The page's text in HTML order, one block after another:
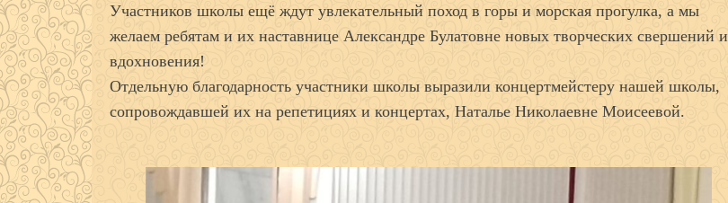
Участников школы ещё ждут увлекательный поход в горы и морская прогулка, а мы
желаем ребятам и их наставнице Александре Булатовне новых творческих свершений и
вдохновения!
Отдельную благодарность участники школы выразили концертмейстеру нашей школы,
сопровождавшей их на репетициях и концертах, Наталье Николаевне Моисеевой.